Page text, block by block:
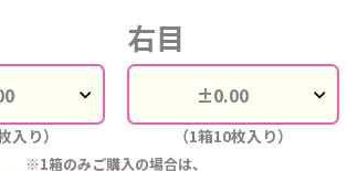
入り）
右目
（1箱10枚入り）
※1箱のみご購入の場合は、